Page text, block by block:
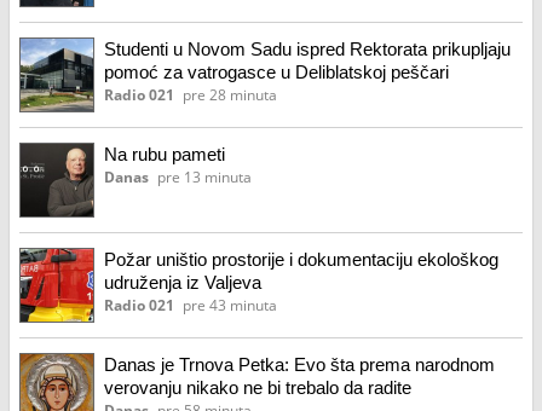
Studenti u Novom Sadu ispred Rektorata prikupljaju
pomoć za vatrogasce u Deliblatskoj peščari
Radio 021 pre 28 minuta
Na rubu pameti
Danas pre 13 minuta
Požar uništio prostorije i dokumentaciju ekološkog
udruženja iz Valjeva
Radio 021 pre 43 minuta
Danas je Trnova Petka: Evo šta prema narodnom
verovanju nikako ne bi trebalo da radite